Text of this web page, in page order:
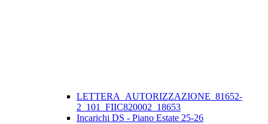
LETTERA_AUTORIZZAZIONE_81652-
2_101_FIIC820002_18653
Incarichi DS - Piano Estate 25-26